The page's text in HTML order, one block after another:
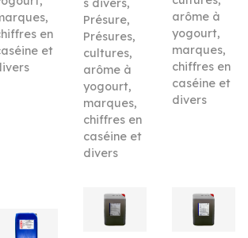
en
et
s divers,
Présure,
Présures,
cultures,
arôme à
yogourt,
marques,
chiffres en
caséine et
divers
arôme à
yogourt,
marques,
chiffres en
caséine et
divers